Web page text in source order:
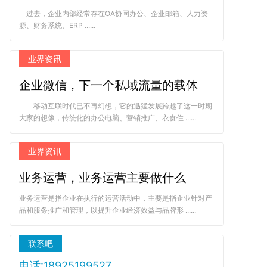
过去，企业内部经常存在OA协同办公、企业邮箱、人力资
源、财务系统、ERP ......
业界资讯
企业微信，下一个私域流量的载体
移动互联时代已不再幻想，它的迅猛发展跨越了这一时期
大家的想像，传统化的办公电脑、营销推广、衣食住 ......
业界资讯
业务运营，业务运营主要做什么
业务运营是指企业在执行的运营活动中，主要是指企业针对产
品和服务推广和管理，以提升企业经济效益与品牌形 ......
联系吧